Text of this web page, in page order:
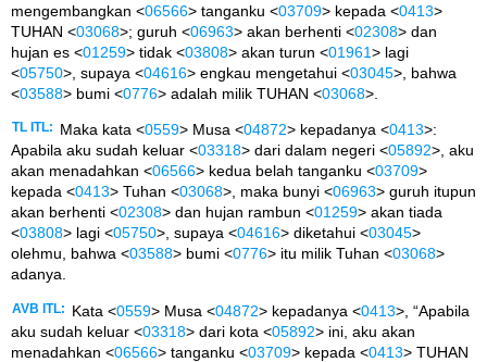
mengembangkan <06566> tanganku <03709> kepada <0413>
TUHAN <03068>; guruh <06963> akan berhenti <02308> dan
hujan es <01259> tidak <03808> akan turun <01961> lagi
<05750>, supaya <04616> engkau mengetahui <03045>, bahwa
<03588> bumi <0776> adalah milik TUHAN <03068>.
TL ITL: Maka kata <0559> Musa <04872> kepadanya <0413>:
Apabila aku sudah keluar <03318> dari dalam negeri <05892>, aku
akan menadahkan <06566> kedua belah tanganku <03709>
kepada <0413> Tuhan <03068>, maka bunyi <06963> guruh itupun
akan berhenti <02308> dan hujan rambun <01259> akan tiada
<03808> lagi <05750>, supaya <04616> diketahui <03045>
olehmu, bahwa <03588> bumi <0776> itu milik Tuhan <03068>
adanya.
AVB ITL: Kata <0559> Musa <04872> kepadanya <0413>, “Apabila
aku sudah keluar <03318> dari kota <05892> ini, aku akan
menadahkan <06566> tanganku <03709> kepada <0413> TUHAN